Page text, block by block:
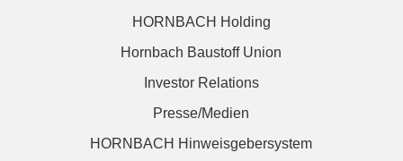
HORNBACH Holding
Hornbach Baustoff Union
Investor Relations
Presse/Medien
HORNBACH Hinweisgebersystem